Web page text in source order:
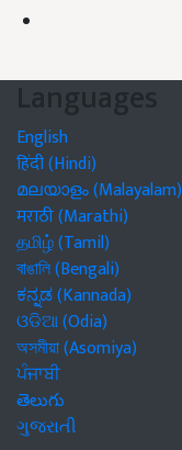
Languages
English
हिंदी (Hindi)
മലയാളം (Malayalam)
मराठी (Marathi)
தமிழ் (Tamil)
বাঙালি (Bengali)
ಕನ್ನಡ (Kannada)
ଓଡିଆ (Odia)
অসমীয়া (Asomiya)
ਪੰਜਾਬੀ
తెలుగు
ગુજરાતી